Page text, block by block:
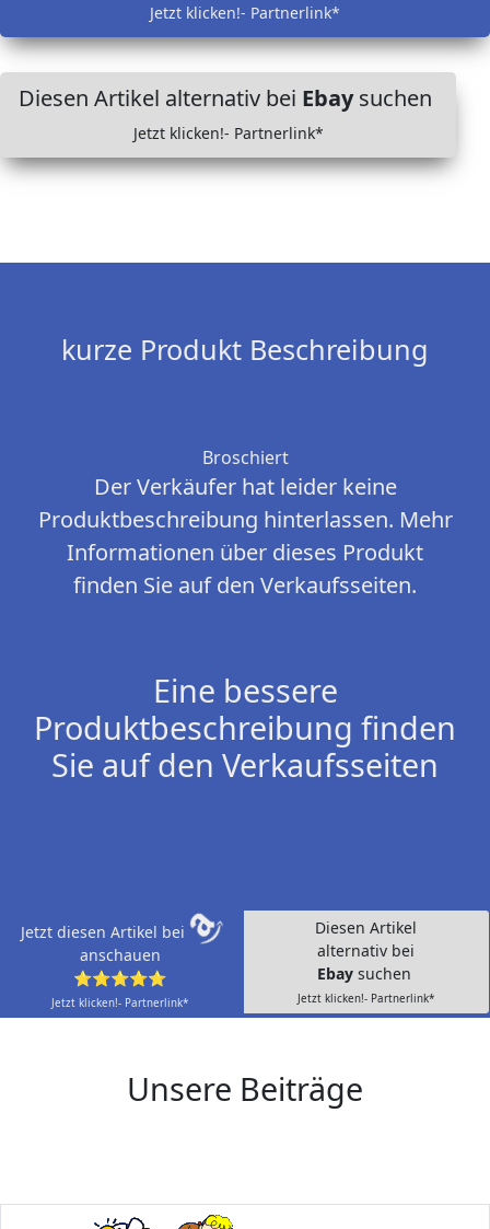
Jetzt klicken!- Partnerlink*
Diesen Artikel alternativ bei Ebaysuchen
Jetzt klicken!- Partnerlink*
kurze Produkt Beschreibung
Broschiert
Der Verkäufer hat leider keine
Produktbeschreibung hinterlassen. Mehr
Informationen über dieses Produkt
finden Sie auf den Verkaufsseiten.
Eine bessere
Produktbeschreibung finden
Sie auf den Verkaufsseiten
Jetzt diesen Artikel bei
anschauen
⭐⭐⭐⭐⭐
Jetzt klicken!- Partnerlink*
Diesen Artikel
alternativ bei
Ebay suchen
Jetzt klicken!- Partnerlink*
Unsere Beiträge